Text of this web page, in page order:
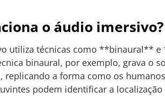
o áudio imersivo?
utiliza técnicas como **binaural**
binaural, por exemplo, grava o
replicando a forma como os
podem identificar a